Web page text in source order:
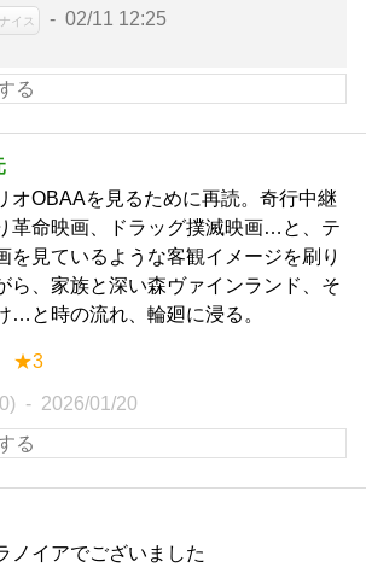
ナイス 02/11 12:25
オOBAAを見るために再読。奇行中継
革命映画、ドラッグ撲滅映画…と、テ
を見ているような客観イメージを刷り
ら、家族と深い森ヴァインランド、そ
…と時の流れ、輪廻に浸る。
★3
2026/01/20
ノイアでございました